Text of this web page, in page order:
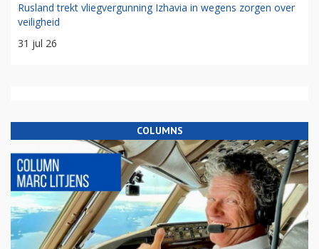
Rusland trekt vliegvergunning Izhavia in wegens zorgen over
veiligheid
31 jul 26
COLUMNS